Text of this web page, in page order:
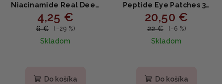
Niacinamide Real Deep
Mask - Rozjasňujúca
maska s niacínamidom a
4,25 €
6 € (–29 %)
Skladom
Do košíka
Peptide Eye Patches 30
pairs - Kolagénové
peptidové náplasti na
20,50 €
22 € (–6 %)
Skladom
Do košíka